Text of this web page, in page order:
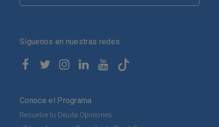
Síguenos en nuestras redes
Conoce el Programa
Resuelve tu Deuda Opiniones